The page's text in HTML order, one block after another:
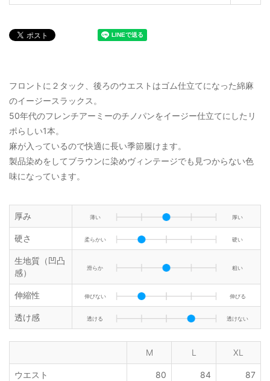
フロントに２タック、後ろのウエストはゴム仕立てになった綿麻
のイージースラックス。
50年代のフレンチアーミーのチノパンをイージー仕立てにしたリ
ポらしい1本。
麻が入っているので快適に長い季節履けます。
製品染めをしてブラウンに染めヴィンテージでも見つからない色
味になっています。
厚み 薄い 厚い
硬さ 柔らかい 硬い
生地質（凹凸
感）
滑らか 粗い
伸縮性 伸びない 伸びる
透け感 透ける 透けない
M L XL
ウエスト 80 84 87